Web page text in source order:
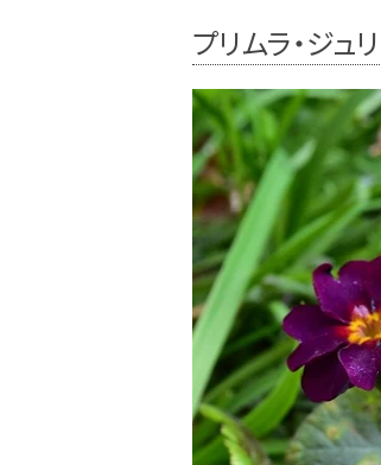
プリムラ・ジ